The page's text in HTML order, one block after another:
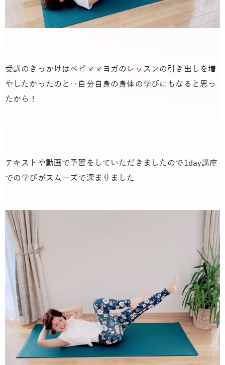
受講のきっかけはベビママヨガのレッスンの引き出しを増
やしたかったのと‥ 自分自身の身体の学びにもなると思っ
たから！
テキストや動画で予習をしていただきましたので1day講座
での学びがスムーズで深まりました